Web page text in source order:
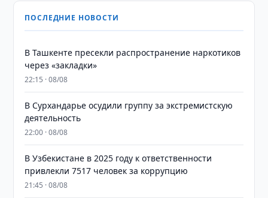
ПОСЛЕДНИЕ НОВОСТИ
В Ташкенте пресекли распространение наркотиков
через «закладки»
22:15 · 08/08
В Сурхандарье осудили группу за экстремистскую
деятельность
22:00 · 08/08
В Узбекистане в 2025 году к ответственности
привлекли 7517 человек за коррупцию
21:45 · 08/08